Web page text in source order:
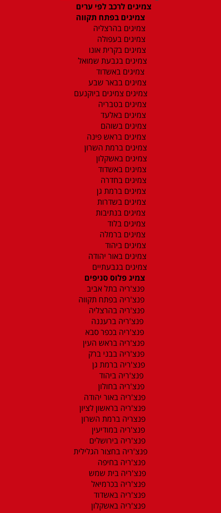
צמיגים לרכב לפי ערים
צמיגים בפתח תקווה
צמיגים בהרצליה
צמיגים בעפולה
צמיגים בקרית אונו
צמיגים בגבעת שמואל
צמיגים באשדוד
צמיגים בבאר שבע
צמיגים צמיגים ביוקנעם
צמיגים בטבריה
צמיגים באלעד
צמיגים בשוהם
צמיגים בראש פינה
צמיגים ברמת השרון
צמיגים באשקלון
צמיגים באשדוד
צמיגים בחדרה
צמיגים ברמת גן
צמיגים בשדרות
צמיגים בנתיבות
צמיגים בלוד
צמיגים ברמלה
צמיגים ביהוד
צמיגים באור יהודה
צמיגים בגבעתיים
צמיג פלוס סניפים
פנצ'ריה בתל אביב
פנצ'ריה בפתח תקווה
פנצ'ריה בהרצליה
פנצ'ריה ברעננה
פנצ'ריה בכפר סבא
פנצ'ריה בראש העין
פנצ'ריה בבני ברק
פנצ'ריה ברמת גן
פנצ'ריה ביהוד
פנצ'ריה בחולון
פנצ'ריה באור יהודה
פנצ'ריה בראשון לציון
פנצריה ברמת השרון
פנצ'ריה במודיעין
פנצ'ריה בירושלים
פנצ'ריה בחצור הגלילית
פנצ'ריה בחיפה
פנצ'ריה בית שמש
פנצ'ריה בכרמיאל
פנצ'ריה באשדוד
פנצ'ריה באשקלון